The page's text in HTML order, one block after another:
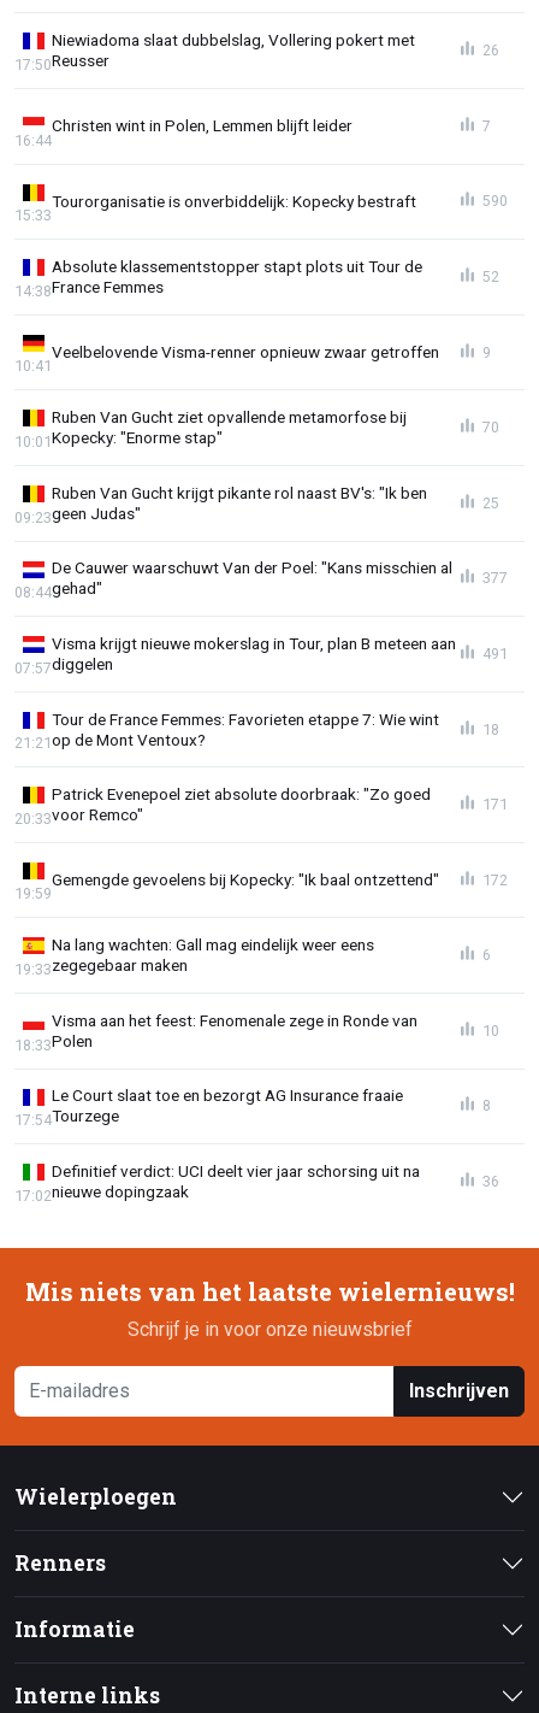
Niewiadoma slaat dubbelslag, Vollering pokert met
Reusser
17:50
26
Christen wint in Polen, Lemmen blijft leider
16:44
7
Tourorganisatie is onverbiddelijk: Kopecky bestraft
15:33
590
Absolute klassementstopper stapt plots uit Tour de
France Femmes
14:38
52
Veelbelovende Visma-renner opnieuw zwaar getroffen
10:41
9
Ruben Van Gucht ziet opvallende metamorfose bij
Kopecky: "Enorme stap"
10:01
70
Ruben Van Gucht krijgt pikante rol naast BV's: "Ik ben
geen Judas"
09:23
25
De Cauwer waarschuwt Van der Poel: "Kans misschien al
gehad"
08:44
377
Visma krijgt nieuwe mokerslag in Tour, plan B meteen aan
diggelen
07:57
491
Tour de France Femmes: Favorieten etappe 7: Wie wint
op de Mont Ventoux?
21:21
18
Patrick Evenepoel ziet absolute doorbraak: "Zo goed
voor Remco"
20:33
171
Gemengde gevoelens bij Kopecky: "Ik baal ontzettend"
19:59
172
Na lang wachten: Gall mag eindelijk weer eens
zegegebaar maken
19:33
6
Visma aan het feest: Fenomenale zege in Ronde van
Polen
18:33
10
Le Court slaat toe en bezorgt AG Insurance fraaie
Tourzege
17:54
8
Definitief verdict: UCI deelt vier jaar schorsing uit na
nieuwe dopingzaak
17:02
36
Mis niets van het laatste wielernieuws!
Schrijf je in voor onze nieuwsbrief
Inschrijven
Wielerploegen
Renners
Informatie
Interne links